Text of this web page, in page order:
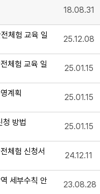
18.08.31
체험 교육 일
25.12.08
체험 교육 일
25.01.15
계획 25.01.15
청 방법 25.01.15
체험 신청서 24.12.11
세부수칙 안
23.08.28